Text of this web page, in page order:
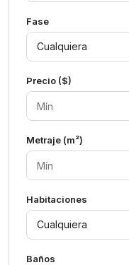
Fase
Cualquiera
Precio ($)
Metraje (m²)
Habitaciones
Cualquiera
Baños